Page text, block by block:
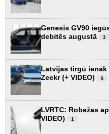
Genesis GV90
debitēs augustā
3
Latvijas tirgū
Zeekr (+ VIDEO)
6
LVRTC: Robežas
VIDEO)
1